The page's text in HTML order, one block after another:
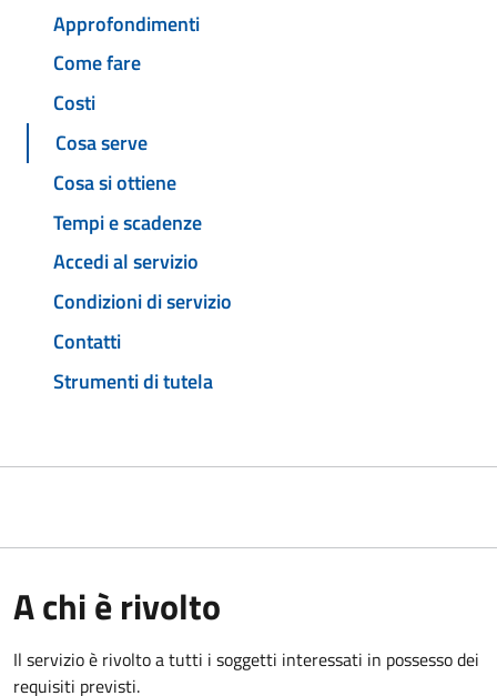
Approfondimenti
Come fare
Costi
Cosa serve
Cosa si ottiene
Tempi e scadenze
Accedi al servizio
Condizioni di servizio
Contatti
Strumenti di tutela
A chi è rivolto
Il servizio è rivolto a tutti i soggetti interessati in possesso dei
requisiti previsti.